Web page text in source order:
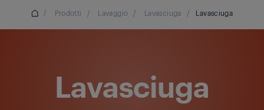
/ Prodotti / Lavaggio / Lavasciuga / Lavasciuga
Lavasciuga